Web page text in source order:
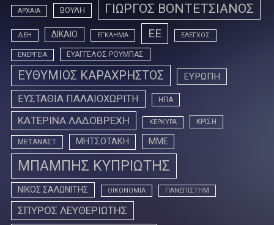
ΑΡΧΑΙΑ ΒΟΥΛΗ ΓΙΩΡΓΟΣ ΒΟΝΤΕΤΣΙΑΝΟΣ
ΔΕΗ ΔΙΚΑΙΟ ΕΓΚΛΗΜΑ ΕΕ ΕΛΕΓΧΟΣ
ΕΝΕΡΓΕΙΑ ΕΥΑΓΓΕΛΟΣ ΡΟΥΜΠΑΣ
ΕΥΘΥΜΙΟΣ ΚΑΡΑΧΡΗΣΤΟΣ ΕΥΡΩΠΗ
ΕΥΣΤΑΘΙΑ ΠΑΛΑΙΟΧΩΡΙΤΗ ΗΠΑ
ΚΑΤΕΡΙΝΑ ΛΑΔΟΒΡΕΧΗ ΚΕΡΚΥΡΑ ΚΡΙΣΗ
ΜΕΤΑΝΑΣΤ ΜΗΤΣΟΤΑΚΗ ΜΜΕ
ΜΠΑΜΠΗΣ ΚΥΠΡΙΩΤΗΣ
ΝΙΚΟΣ ΣΑΛΩΝΙΤΗΣ ΟΙΚΟΝΟΜΙΑ ΠΑΝΕΠΙΣΤΗΜ
ΣΠΥΡΟΣ ΛΕΥΘΕΡΙΩΤΗΣ